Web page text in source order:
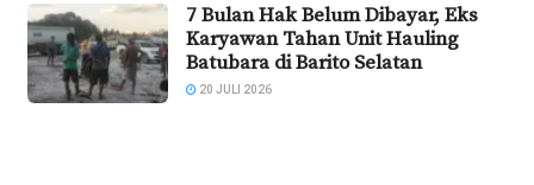
7 Bulan Hak Belum Dibayar, Eks
Karyawan Tahan Unit Hauling
Batubara di Barito Selatan
20 JULI 2026